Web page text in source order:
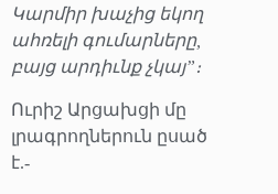
Կարմիր խաչից եկող
ահռելի գումարները,
բայց արդիւնք չկայ”։
Ուրիշ Արցախցի մը
լրագրողներուն ըսած
է.-